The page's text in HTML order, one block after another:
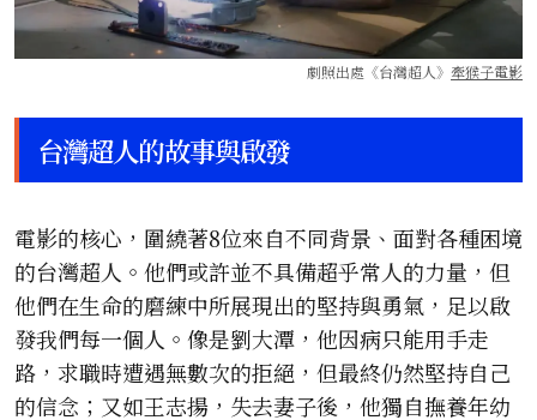
劇照出處《台灣超人》 牽猴子電影
台灣超人的故事與啟發
電影的核心，圍繞著8位來自不同背景、面對各種困境
的台灣超人。他們或許並不具備超乎常人的力量，但
他們在生命的磨練中所展現出的堅持與勇氣，足以啟
發我們每一個人。像是劉大潭，他因病只能用手走
路，求職時遭遇無數次的拒絕，但最終仍然堅持自己
的信念；又如王志揚，失去妻子後，他獨自撫養年幼